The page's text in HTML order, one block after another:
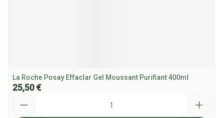
La Roche Posay Effaclar Gel Moussant Purifiant 400ml
25,50 €